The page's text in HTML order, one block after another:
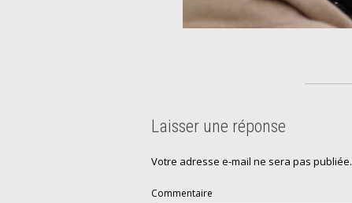
Laisser une réponse
Votre adresse e-mail ne sera pas publiée.
Commentaire